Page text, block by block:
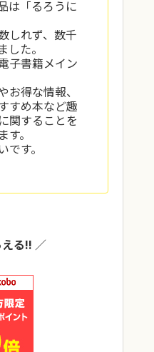
は「るろうに
しれず、数千
た。
子書籍メイン
お得な情報、
すめ本など趣
関することを
。
す。
る!! ／